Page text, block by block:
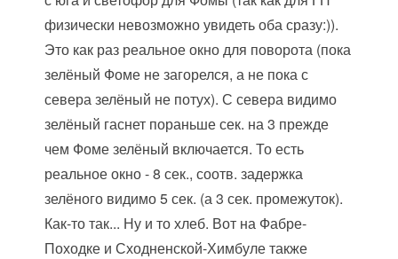
физически невозможно увидеть оба сразу:)).
Это как раз реальное окно для поворота (пока
зелёный Фоме не загорелся, а не пока с
севера зелёный не потух). С севера видимо
зелёный гаснет пораньше сек. на 3 прежде
чем Фоме зелёный включается. То есть
реальное окно - 8 сек., соотв. задержка
зелёного видимо 5 сек. (а 3 сек. промежуток).
Как-то так... Ну и то хлеб. Вот на Фабре-
Походке и Сходненской-Химбуле также